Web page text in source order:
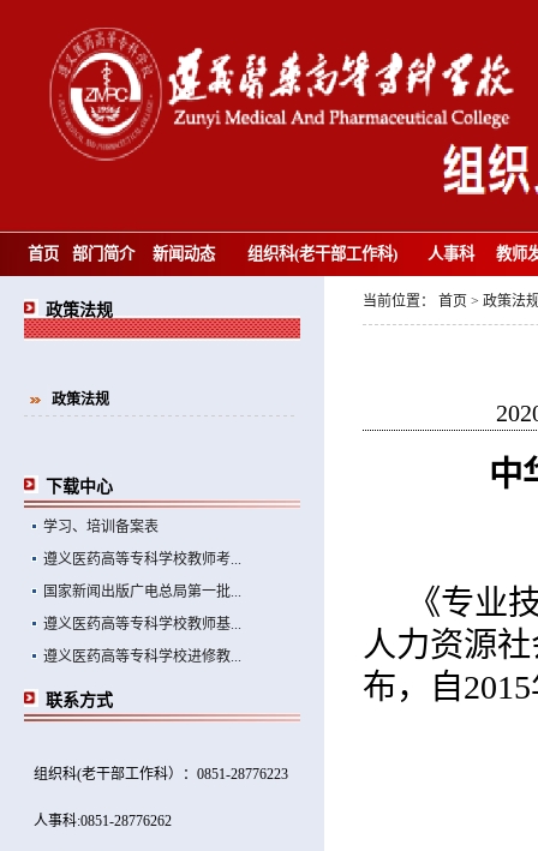
首页 部门简介 新闻动态 组织科(老干部工作科) 人事科 教师
政策法规
政策法规
下载中心
学习、培训备案表
遵义医药高等专科学校教师考...
国家新闻出版广电总局第一批...
遵义医药高等专科学校教师基...
遵义医药高等专科学校进修教...
联系方式
组织科(老干部工作科）：0851-28776223
人事科:0851-28776262
当前位置： 首页 > 政策法
中
《专业
人力资源
布，自